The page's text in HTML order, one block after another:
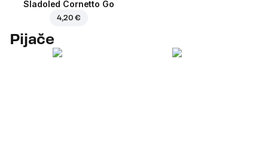
Sladoled Cornetto Go
4,20 €
Pijače